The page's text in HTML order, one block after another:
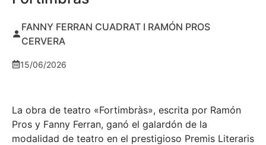
FANNY FERRAN CUADRAT I RAMÓN PROS
CERVERA
15/06/2026
La obra de teatro «Fortimbràs», escrita por Ramón
Pros y Fanny Ferran, ganó el galardón de la
modalidad de teatro en el prestigioso Premis Literaris